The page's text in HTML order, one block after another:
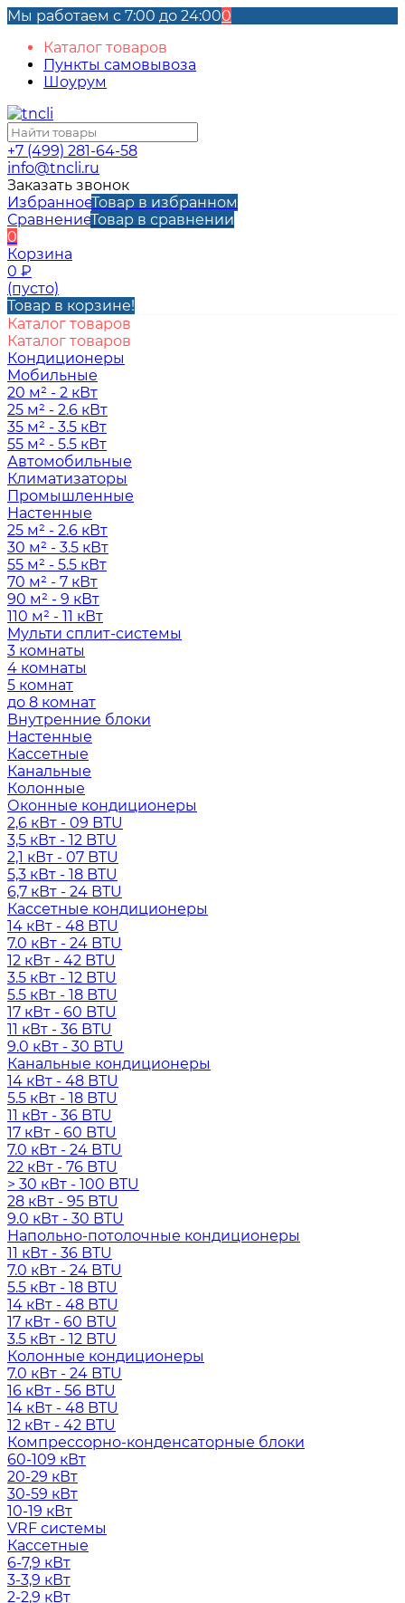
Мы работаем с 7:00 до 24:000
Каталог товаров
Пункты самовывоза
Шоурум
+7 (499) 281-64-58
info@tncli.ru
Заказать звонок
ИзбранноеТовар в избранном
СравнениеТовар в сравнении
0
Корзина
0 ₽
(пусто)
Товар в корзине!
Каталог товаров
Каталог товаров
Кондиционеры
Мобильные
20 м² - 2 кВт
25 м² - 2.6 кВт
35 м² - 3.5 кВт
55 м² - 5.5 кВт
Автомобильные
Климатизаторы
Промышленные
Настенные
25 м² - 2.6 кВт
30 м² - 3.5 кВт
55 м² - 5.5 кВт
70 м² - 7 кВт
90 м² - 9 кВт
110 м² - 11 кВт
Мульти сплит-системы
3 комнаты
4 комнаты
5 комнат
до 8 комнат
Внутренние блоки
Настенные
Кассетные
Канальные
Колонные
Оконные кондиционеры
2,6 кВт - 09 BTU
3,5 кВт - 12 BTU
2,1 кВт - 07 BTU
5,3 кВт - 18 BTU
6,7 кВт - 24 BTU
Кассетные кондиционеры
14 кВт - 48 BTU
7.0 кВт - 24 BTU
12 кВт - 42 BTU
3.5 кВт - 12 BTU
5.5 кВт - 18 BTU
17 кВт - 60 BTU
11 кВт - 36 BTU
9.0 кВт - 30 BTU
Канальные кондиционеры
14 кВт - 48 BTU
5.5 кВт - 18 BTU
11 кВт - 36 BTU
17 кВт - 60 BTU
7.0 кВт - 24 BTU
22 кВт - 76 BTU
> 30 кВт - 100 BTU
28 кВт - 95 BTU
9.0 кВт - 30 BTU
Напольно-потолочные кондиционеры
11 кВт - 36 BTU
7.0 кВт - 24 BTU
5.5 кВт - 18 BTU
14 кВт - 48 BTU
17 кВт - 60 BTU
3.5 кВт - 12 BTU
Колонные кондиционеры
7.0 кВт - 24 BTU
16 кВт - 56 BTU
14 кВт - 48 BTU
12 кВт - 42 BTU
Компрессорно-конденсаторные блоки
60-109 кВт
20-29 кВт
30-59 кВт
10-19 кВт
VRF системы
Кассетные
6-7,9 кВт
3-3,9 кВт
2-2,9 кВт